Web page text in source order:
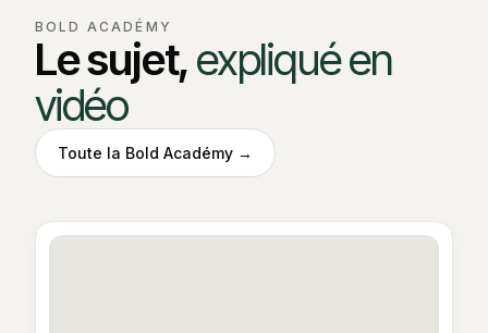
BOLD ACADÉMY
Le sujet,expliqué en
vidéo
Toute la Bold Académy →